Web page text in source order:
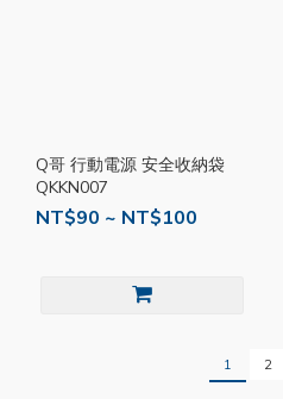
Q哥 行動電源 安全收納袋
QKKN007
NT$90 ~ NT$100
1 2